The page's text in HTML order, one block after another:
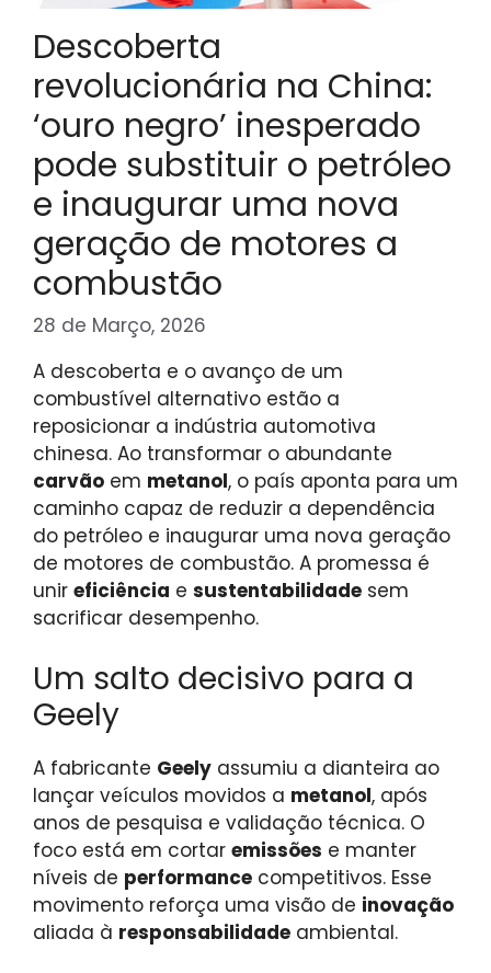
Descoberta
revolucionária na China:
‘ouro negro’ inesperado
pode substituir o petróleo
e inaugurar uma nova
geração de motores a
combustão
28 de Março, 2026
A descoberta e o avanço de um
combustível alternativo estão a
reposicionar a indústria automotiva
chinesa. Ao transformar o abundante
carvão em metanol, o país aponta para um
caminho capaz de reduzir a dependência
do petróleo e inaugurar uma nova geração
de motores de combustão. A promessa é
unir eficiência e sustentabilidade sem
sacrificar desempenho.
Um salto decisivo para a
Geely
A fabricante Geely assumiu a dianteira ao
lançar veículos movidos a metanol, após
anos de pesquisa e validação técnica. O
foco está em cortar emissões e manter
níveis de performance competitivos. Esse
movimento reforça uma visão de inovação
aliada à responsabilidade ambiental.